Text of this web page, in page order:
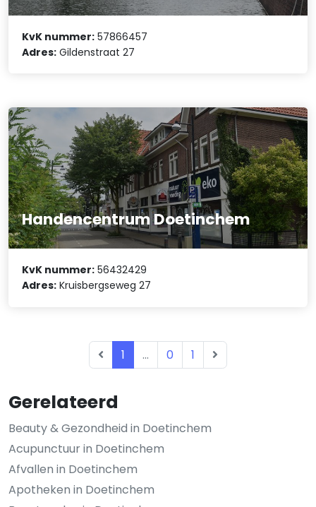
Gerelateerd
Beauty & Gezondheid in Doetinchem
Acupunctuur in Doetinchem
Afvallen in Doetinchem
Apotheken in Doetinchem
KvK nummer: 57866457
Adres: Gildenstraat 27
Handencentrum Doetinchem
KvK nummer: 56432429
Adres: Kruisbergseweg 27
1 ... 0 1